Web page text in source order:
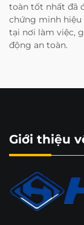
toàn tốt nhất đã
chứng minh
tại nơi làm việc,
động an toàn.
Giới thiệu